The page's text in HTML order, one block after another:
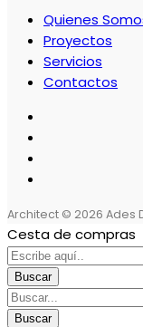
Quienes
Proyectos
Servicios
Contactos
Architect © 2026 Ades
Cesta de compras